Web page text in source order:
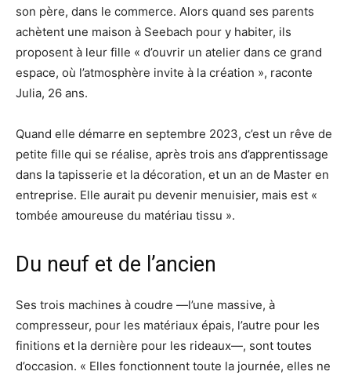
son père, dans le commerce. Alors quand ses parents
achètent une maison à Seebach pour y habiter, ils
proposent à leur fille « d’ouvrir un atelier dans ce grand
espace, où l’atmosphère invite à la création », raconte
Julia, 26 ans.
Quand elle démarre en septembre 2023, c’est un rêve de
petite fille qui se réalise, après trois ans d’apprentissage
dans la tapisserie et la décoration, et un an de Master en
entreprise. Elle aurait pu devenir menuisier, mais est «
tombée amoureuse du matériau tissu ».
Du neuf et de l’ancien
Ses trois machines à coudre —l’une massive, à
compresseur, pour les matériaux épais, l’autre pour les
finitions et la dernière pour les rideaux—, sont toutes
d’occasion. « Elles fonctionnent toute la journée, elles ne